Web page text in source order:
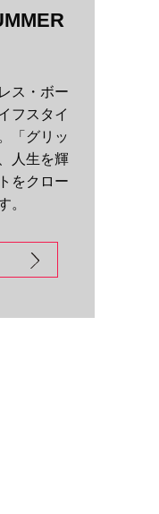
ス・ボー
フスタイ
「グリッ
人生を輝
をクロー
。